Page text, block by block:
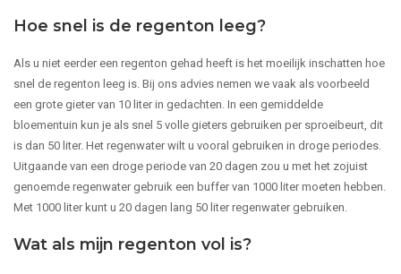
Hoe snel is de regenton leeg?
Als u niet eerder een regenton gehad heeft is het moeilijk inschatten hoe
snel de regenton leeg is. Bij ons advies nemen we vaak als voorbeeld
een grote gieter van 10 liter in gedachten. In een gemiddelde
bloementuin kun je als snel 5 volle gieters gebruiken per sproeibeurt, dit
is dan 50 liter. Het regenwater wilt u vooral gebruiken in droge periodes.
Uitgaande van een droge periode van 20 dagen zou u met het zojuist
genoemde regenwater gebruik een buffer van 1000 liter moeten hebben.
Met 1000 liter kunt u 20 dagen lang 50 liter regenwater gebruiken.
Wat als mijn regenton vol is?